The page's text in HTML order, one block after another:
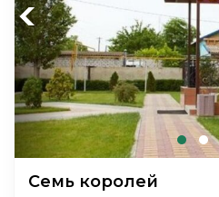
Previous
Семь королей